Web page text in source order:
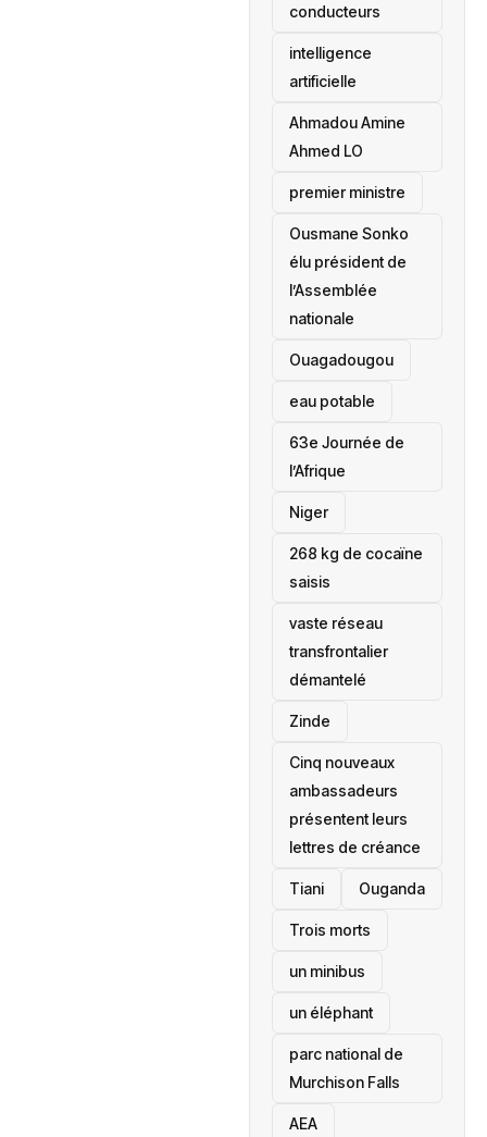
conducteurs
intelligence
artificielle
Ahmadou Amine
Ahmed LO
premier ministre
Ousmane Sonko
élu président de
l’Assemblée
nationale
‎Ouagadougou
eau potable
63e Journée de
l’Afrique
‎Niger
268 kg de cocaïne
saisis
vaste réseau
transfrontalier
démantelé
Zinde
Cinq nouveaux
ambassadeurs
présentent leurs
lettres de créance
Tiani ‎Ouganda
Trois morts
un minibus
un éléphant
parc national de
Murchison Falls
AEA